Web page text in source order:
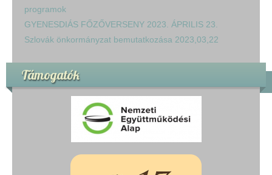
programok
GYENESDIÁS FŐZŐVERSENY 2023. ÁPRILIS 23.
Szlovák önkormányzat bemutatkozása 2023,03,22
Támogatók